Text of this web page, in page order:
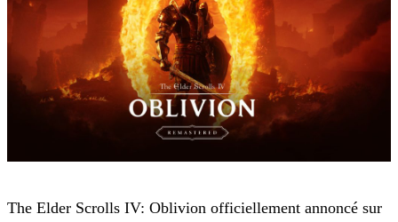
The Elder Scrolls IV: Oblivion officiellement annoncé sur